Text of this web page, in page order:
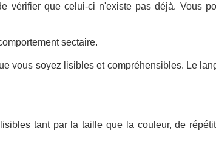
vérifier que celui-ci n'existe pas déjà. Vous
sectaire.
vous soyez lisibles et compréhensibles. Le
tant par la taille que la couleur, de